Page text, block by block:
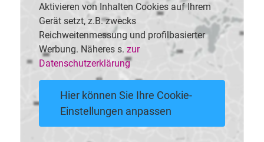
Aktivieren von Inhalten Cookies auf Ihrem
Gerät setzt, z.B. zwecks
Reichweitenmessung und profilbasierter
Werbung. Näheres s. zur
Datenschutzerklärung
Hier können Sie Ihre Cookie-
Einstellungen anpassen